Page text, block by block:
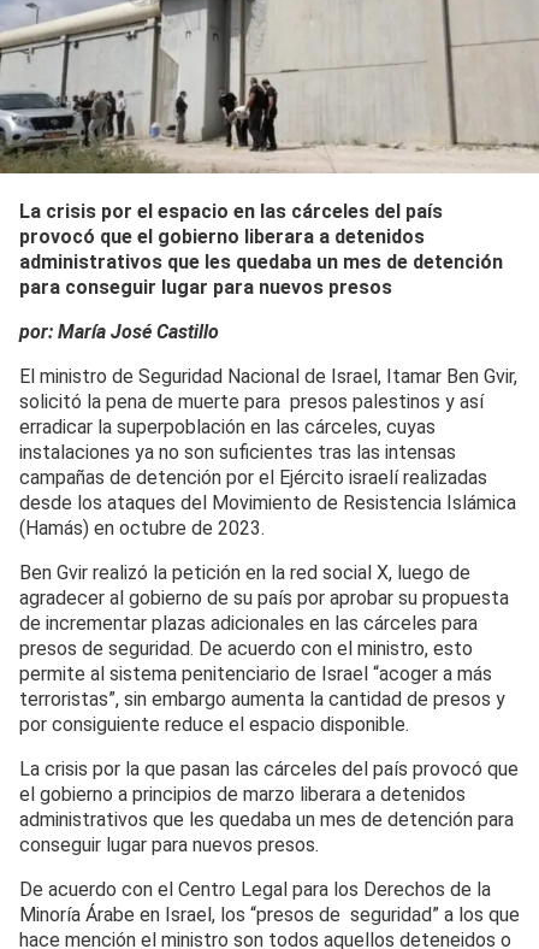
La crisis por el espacio en las cárceles del país
provocó que el gobierno liberara a detenidos
administrativos que les quedaba un mes de detención
para conseguir lugar para nuevos presos
por: María José Castillo
El ministro de Seguridad Nacional de Israel, Itamar Ben Gvir,
solicitó la pena de muerte para presos palestinos y así
erradicar la superpoblación en las cárceles, cuyas
instalaciones ya no son suficientes tras las intensas
campañas de detención por el Ejército israelí realizadas
desde los ataques del Movimiento de Resistencia Islámica
(Hamás) en octubre de 2023.
Ben Gvir realizó la petición en la red social X, luego de
agradecer al gobierno de su país por aprobar su propuesta
de incrementar plazas adicionales en las cárceles para
presos de seguridad. De acuerdo con el ministro, esto
permite al sistema penitenciario de Israel “acoger a más
terroristas”, sin embargo aumenta la cantidad de presos y
por consiguiente reduce el espacio disponible.
La crisis por la que pasan las cárceles del país provocó que
el gobierno a principios de marzo liberara a detenidos
administrativos que les quedaba un mes de detención para
conseguir lugar para nuevos presos.
De acuerdo con el Centro Legal para los Derechos de la
Minoría Árabe en Israel, los “presos de seguridad” a los que
hace mención el ministro son todos aquellos deteneidos o